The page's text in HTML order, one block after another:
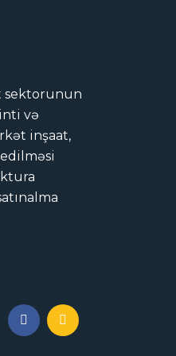
sektorunun
və
inşaat,